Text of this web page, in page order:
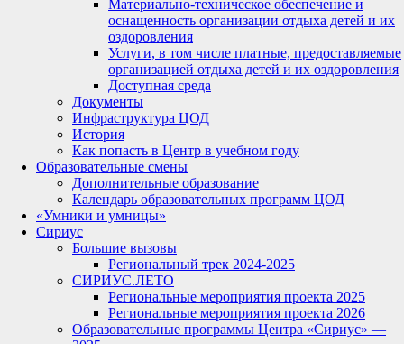
Материально-техническое обеспечение и
оснащенность организации отдыха детей и их
оздоровления
Услуги, в том числе платные, предоставляемые
организацией отдыха детей и их оздоровления
Доступная среда
Документы
Инфраструктура ЦОД
История
Как попасть в Центр в учебном году
Образовательные смены
Дополнительные образование
Календарь образовательных программ ЦОД
«Умники и умницы»
Сириус
Большие вызовы
Региональный трек 2024-2025
СИРИУС.ЛЕТО
Региональные мероприятия проекта 2025
Региональные мероприятия проекта 2026
Образовательные программы Центра «Сириус» —